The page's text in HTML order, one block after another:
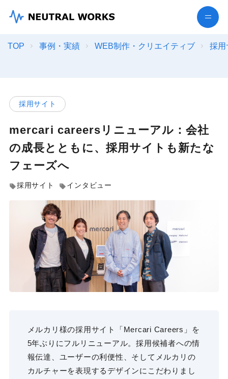
TOP 事例・実績 WEB制作・クリエイティブ 採用
採用サイト
mercari careersリニューアル：会社
の成長とともに、採用サイトも新たな
フェーズへ
採用サイト インタビュー
メルカリ様の採用サイト「Mercari Careers」を
5年ぶりにフルリニューアル。採用候補者への情
報伝達、ユーザーの利便性、そしてメルカリの
カルチャーを表現するデザインにこだわりまし